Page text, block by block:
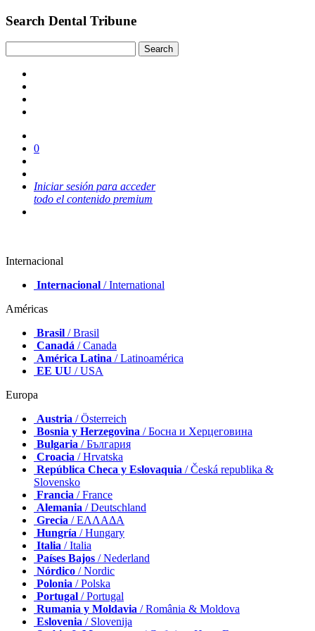
Search Dental Tribune
0
Iniciar sesión para acceder
todo el contenido premium
Internacional
Internacional / International
Américas
Brasil / Brasil
Canadá / Canada
América Latina / Latinoamérica
EE UU / USA
Europa
Austria / Österreich
Bosnia y Herzegovina / Босна и Херцеговина
Bulgaria / България
Croacia / Hrvatska
República Checa y Eslovaquia / Česká republika &
Slovensko
Francia / France
Alemania / Deutschland
Grecia / ΕΛΛΑΔΑ
Hungría / Hungary
Italia / Italia
Países Bajos / Nederland
Nórdico / Nordic
Polonia / Polska
Portugal / Portugal
Rumania y Moldavia / România & Moldova
Eslovenia / Slovenija